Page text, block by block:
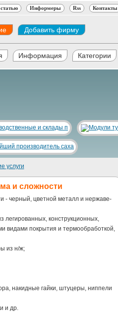
Информеры Rss Контакты
Добавить фирму
Информация Категории
услуги
и сложности
- черный, цветной металл и нержаве-
легированных, конструкционных,
видами покрытия и термообработкой,
из н/ж;
накидные гайки, штуцеры, ниппели
и др.